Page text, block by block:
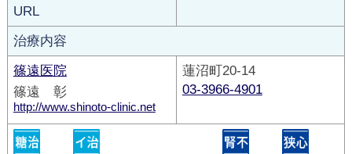
URL
治療内容
篠遠医院
篠遠 彰
http://www.shinoto-clinic.net
蓮沼町20-14
03-3966-4901